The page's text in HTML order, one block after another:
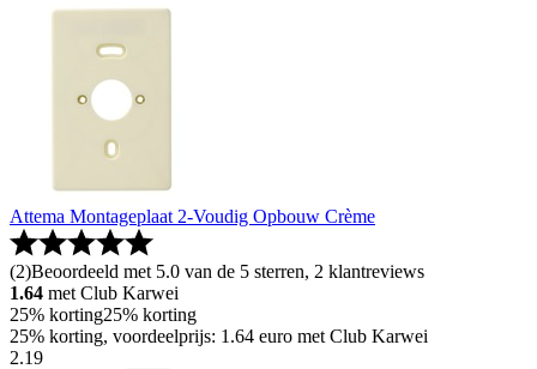
Attema Montageplaat 2-Voudig Opbouw Crème
(2)Beoordeeld met 5.0 van de 5 sterren, 2 klantreviews
1.64 met Club Karwei
25% korting25% korting
25% korting, voordeelprijs: 1.64 euro met Club Karwei
2.19